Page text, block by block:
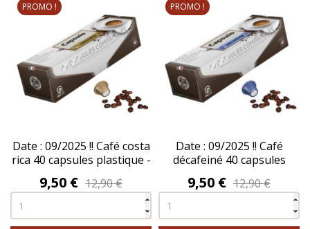
Date : 09/2025 !! Café costa
rica 40 capsules plastique -
Prix
9,50 € 12,90 €
PROMO !
Date : 09/2025 !! Café
décafeiné 40 capsules
Prix
9,50 € 12,90 €
PROMO !